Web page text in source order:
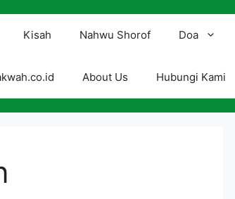
Kisah Nahwu Shorof Doa
About Us Hubungi Kami